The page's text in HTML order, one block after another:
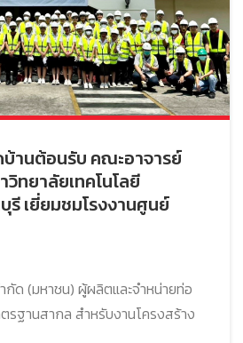
านต้อนรับ คณะอาจารย์
ทยาลัยเทคโนโลยี
รี เยี่ยมชมโรงงานศูนย์
ด (มหาชน) ผู้ผลิตและจำหน่ายท่อ
ฐานสากล สำหรับงานโครงสร้าง